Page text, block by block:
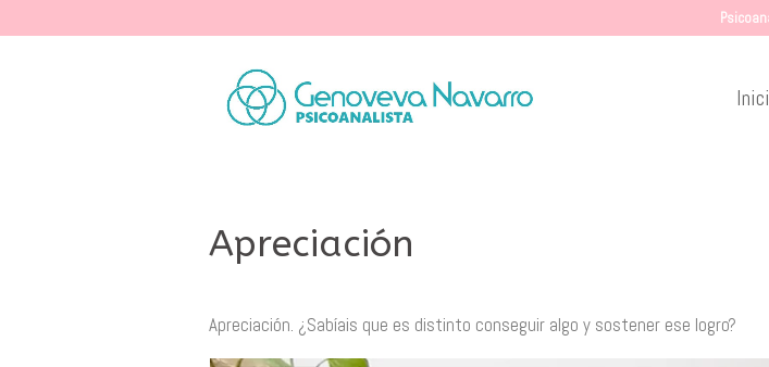
Apreciación
Apreciación. ¿Sabíais que es distinto conseguir algo y sostener ese logro?